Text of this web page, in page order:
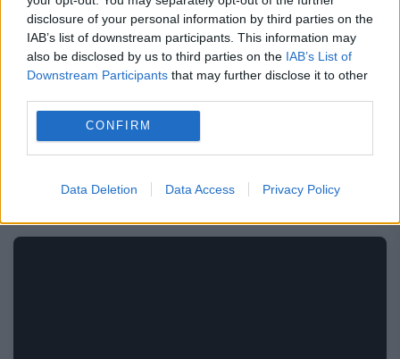
disclosure of your personal information by third parties on the
IAB’s list of downstream participants. This information may
also be disclosed by us to third parties on the IAB’s List of
Downstream Participants that may further disclose it to other
CONFIRM
Data Deletion Data Access Privacy Policy
Ne dorim, desigur, să fie cel puțin la fel și
acum, așa că îi așteptăm cu nerăbdare pe
spectatori să vină la concert să vadă și să
asculte confruntarea celor două viori”,
spune violonistul Gabriel Croitoru.